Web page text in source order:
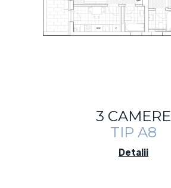
3 CAMERE
TIP A8
Detalii